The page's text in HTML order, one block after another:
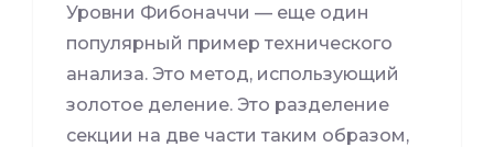
Уровни Фибоначчи — еще один
популярный пример технического
анализа. Это метод, использующий
золотое деление. Это разделение
секции на две части таким образом,